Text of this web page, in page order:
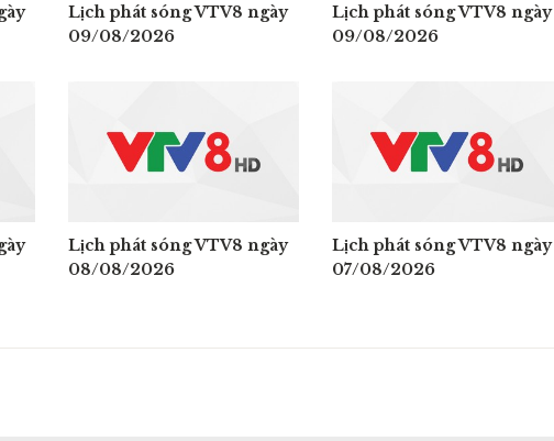
Lịch phát sóng VTV8 ngày
09/08/2026
Lịch phát sóng VTV8 ngày
09/08/2026
Lịch phát sóng VTV8 ngày
08/08/2026
Lịch phát sóng VTV8 ngày
07/08/2026